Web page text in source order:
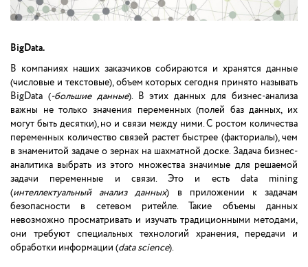
BigData.
В компаниях наших заказчиков собираются и хранятся данные
(числовые и текстовые), объем которых сегодня принято называть
BigData (-большие данные). В этих данных для бизнес-анализа
важны не только значения переменных (полей баз данных, их
могут быть десятки), но и связи между ними. С ростом количества
переменных количество связей растет быстрее (факториалы), чем
в знаменитой задаче о зернах на шахматной доске. Задача бизнес-
аналитика выбрать из этого множества значимые для решаемой
задачи переменные и связи. Это и есть data mining
(интеллектуальный анализ данных) в приложении к задачам
безопасности в сетевом ритейле. Такие объемы данных
невозможно просматривать и изучать традиционными методами,
они требуют специальных технологий хранения, передачи и
обработки информации (data science).